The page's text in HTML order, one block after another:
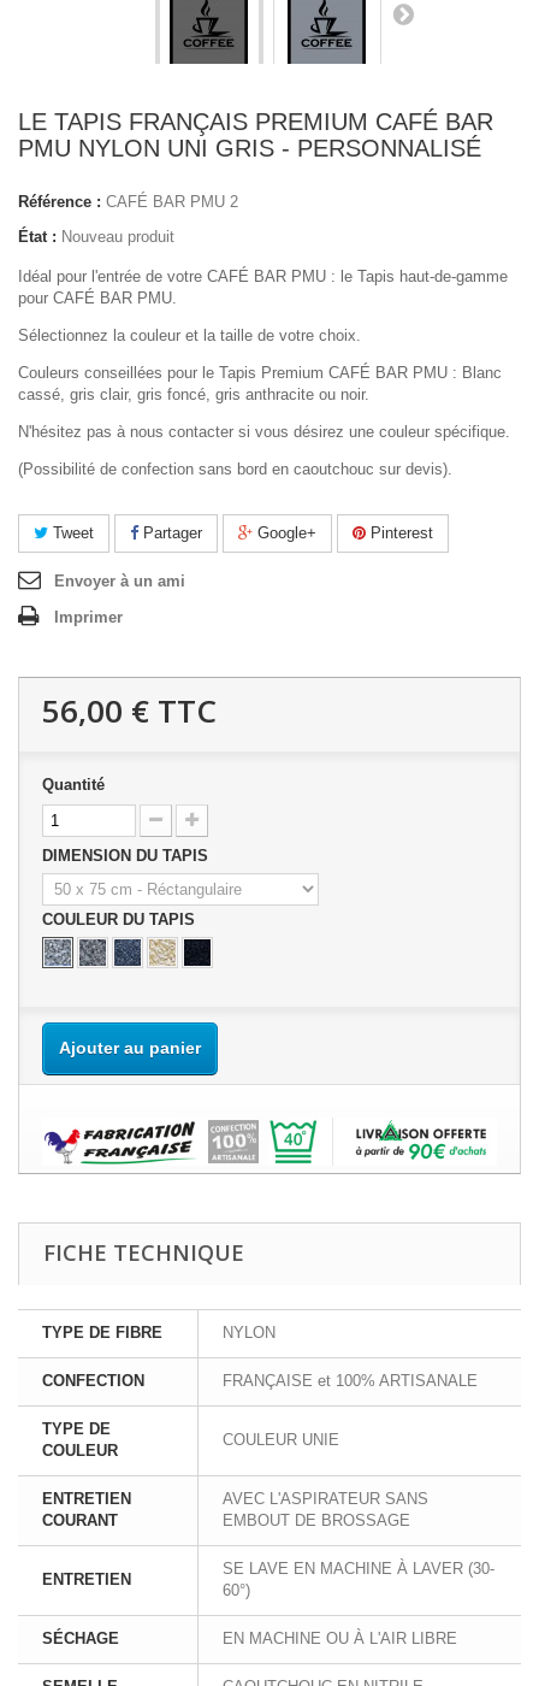
LE TAPIS FRANÇAIS PREMIUM CAFÉ BAR
PMU NYLON UNI GRIS - PERSONNALISÉ
Référence : CAFÉ BAR PMU 2
État : Nouveau produit
Idéal pour l'entrée de votre CAFÉ BAR PMU : le Tapis haut-de-gamme
pour CAFÉ BAR PMU.
Sélectionnez la couleur et la taille de votre choix.
Couleurs conseillées pour le Tapis Premium CAFÉ BAR PMU : Blanc
cassé, gris clair, gris foncé, gris anthracite ou noir.
N'hésitez pas à nous contacter si vous désirez une couleur spécifique.
(Possibilité de confection sans bord en caoutchouc sur devis).
Tweet Partager Google+ Pinterest
Envoyer à un ami
Imprimer
56,00 € TTC
Quantité
DIMENSION DU TAPIS
COULEUR DU TAPIS
Ajouter au panier
FICHE TECHNIQUE
TYPE DE FIBRE NYLON
CONFECTION FRANÇAISE et 100% ARTISANALE
TYPE DE
COULEUR
COULEUR UNIE
ENTRETIEN
COURANT
AVEC L'ASPIRATEUR SANS
EMBOUT DE BROSSAGE
ENTRETIEN
SE LAVE EN MACHINE À LAVER (30-
60°)
SÉCHAGE EN MACHINE OU À L'AIR LIBRE